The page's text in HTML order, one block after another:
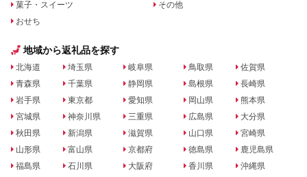
菓子・スイーツ
おせち
その他
地域から返礼品を探す
北海道
青森県
岩手県
宮城県
秋田県
山形県
福島県
埼玉県
千葉県
東京都
神奈川県
新潟県
富山県
石川県
岐阜県
静岡県
愛知県
三重県
滋賀県
京都府
大阪府
鳥取県
島根県
岡山県
広島県
山口県
徳島県
香川県
佐賀県
長崎県
熊本県
大分県
宮崎県
鹿児島県
沖縄県